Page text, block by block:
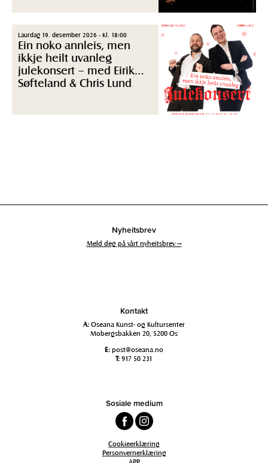
Laurdag 19. desember 2026 - Kl. 18:00
Ein noko annleis, men
ikkje heilt uvanleg
julekonsert – med Eirik
Søfteland & Chris Lund
Nyheitsbrev
Meld deg på vårt nyheitsbrev →
Kontakt
A: Oseana Kunst- og Kultursenter
Mobergsbakken 20, 5200 Os
E: post@oseana.no
T: 917 50 231
Sosiale medium
Cookieerklæring
Personvernerklæring
APP